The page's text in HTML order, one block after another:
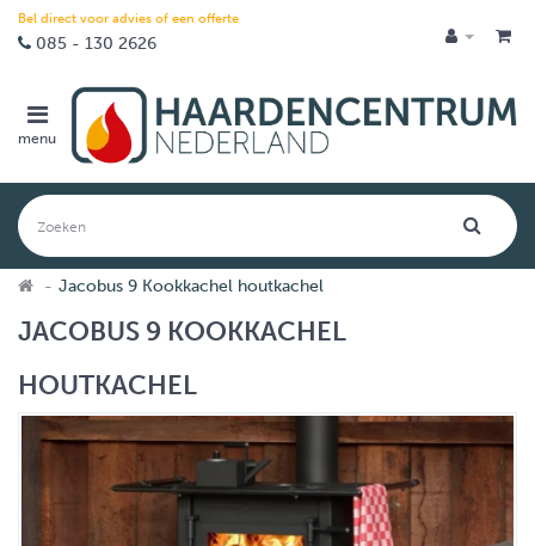
Bel direct voor advies of een offerte
085 - 130 2626
menu
Jacobus 9 Kookkachel houtkachel
JACOBUS 9 KOOKKACHEL
HOUTKACHEL